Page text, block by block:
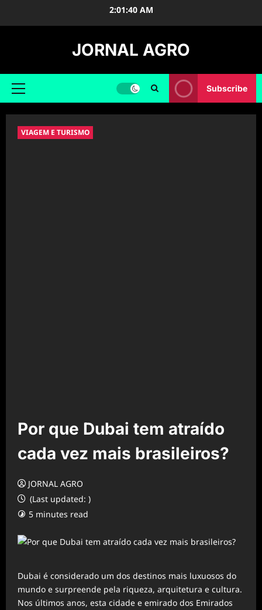
2:01:41 AM
JORNAL AGRO
Primary
Subscribe
VIAGEM E TURISMO
Por que Dubai tem atraído
cada vez mais brasileiros?
JORNAL AGRO
(Last updated: )
5 minutes read
Dubai é considerado um dos destinos mais luxuosos do
mundo e surpreende pela riqueza, arquitetura e cultura.
Nos últimos anos, esta cidade e emirado dos Emirados